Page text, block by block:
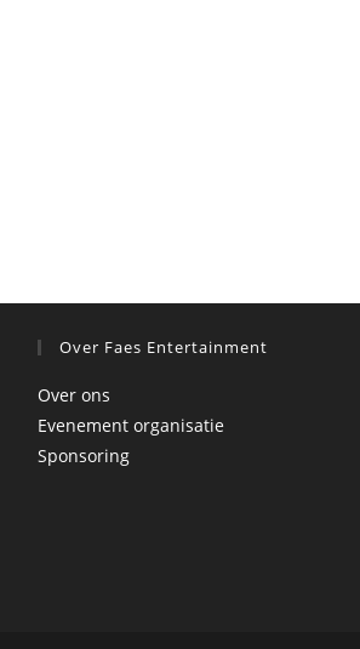
Over Faes Entertainment
Over ons
Evenement organisatie
Sponsoring